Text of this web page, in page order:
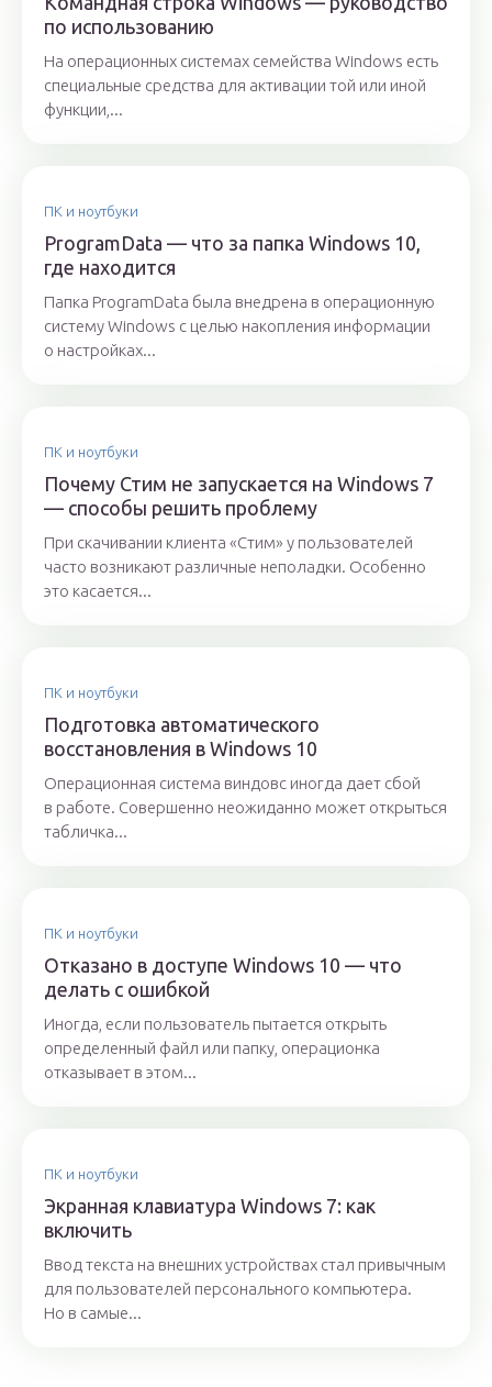
по использованию
На операционных системах семейства Windows есть
специальные средства для активации той или иной
функции,...
ПК и ноутбуки
ProgramData — что за папка Windows 10,
где находится
Папка ProgramData была внедрена в операционную
систему Windows с целью накопления информации
о настройках...
ПК и ноутбуки
Почему Стим не запускается на Windows 7
— способы решить проблему
При скачивании клиента «Стим» у пользователей
часто возникают различные неполадки. Особенно
это касается...
ПК и ноутбуки
Подготовка автоматического
восстановления в Windows 10
Операционная система виндовс иногда дает сбой
в работе. Совершенно неожиданно может открыться
табличка...
ПК и ноутбуки
Отказано в доступе Windows 10 — что
делать с ошибкой
Иногда, если пользователь пытается открыть
определенный файл или папку, операционка
отказывает в этом...
ПК и ноутбуки
Экранная клавиатура Windows 7: как
включить
Ввод текста на внешних устройствах стал привычным
для пользователей персонального компьютера.
Но в самые...